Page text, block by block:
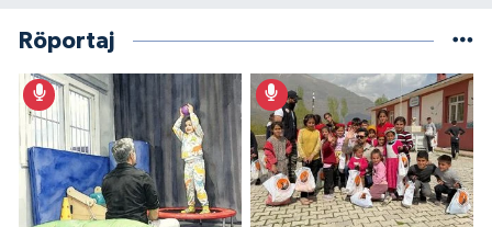
Röportaj